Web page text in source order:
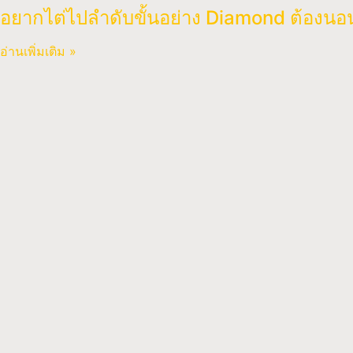
อยากไต่ไปลำดับขั้นอย่าง Diamond ต้องน
อ่านเพิ่มเติม »